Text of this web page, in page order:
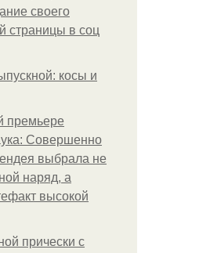
своего
страницы в соц
косы и
премьере
Совершенно
выбрала не
наряд, а
высокой
прически с